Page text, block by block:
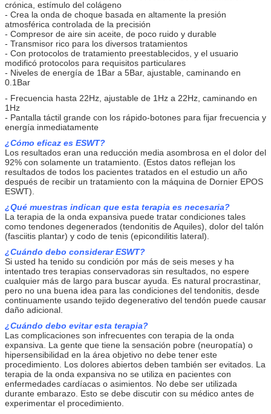
crónica, estímulo del colágeno
- Crea la onda de choque basada en altamente la presión
atmosférica controlada de la precisión
- Compresor de aire sin aceite, de poco ruido y durable
- Transmisor rico para los diversos tratamientos
- Con protocolos de tratamiento preestablecidos, y el usuario
modificó protocolos para requisitos particulares
- Niveles de energía de 1Bar a 5Bar, ajustable, caminando en
0.1Bar
- Frecuencia hasta 22Hz, ajustable de 1Hz a 22Hz, caminando en
1Hz
- Pantalla táctil grande con los rápido-botones para fijar frecuencia y
energía inmediatamente
¿Cómo eficaz es ESWT?
Los resultados eran una reducción media asombrosa en el dolor del
92% con solamente un tratamiento. (Estos datos reflejan los
resultados de todos los pacientes tratados en el estudio un año
después de recibir un tratamiento con la máquina de Dornier EPOS
ESWT).
¿Qué muestras indican que esta terapia es necesaria?
La terapia de la onda expansiva puede tratar condiciones tales
como tendones degenerados (tendonitis de Aquiles), dolor del talón
(fasciitis plantar) y codo de tenis (epicondilitis lateral).
¿Cuándo debo considerar ESWT?
Si usted ha tenido su condición por más de seis meses y ha
intentado tres terapias conservadoras sin resultados, no espere
cualquier más de largo para buscar ayuda. Es natural procrastinar,
pero no una buena idea para las condiciones del tendonitis, desde
continuamente usando tejido degenerativo del tendón puede causar
daño adicional.
¿Cuándo debo evitar esta terapia?
Las complicaciones son infrecuentes con terapia de la onda
expansiva. La gente que tiene la sensación pobre (neuropatía) o
hipersensibilidad en la área objetivo no debe tener este
procedimiento. Los dolores abiertos deben también ser evitados. La
terapia de la onda expansiva no se utiliza en pacientes con
enfermedades cardíacas o asimientos. No debe ser utilizada
durante embarazo. Esto se debe discutir con su médico antes de
experimentar el procedimiento.